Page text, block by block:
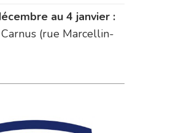
au 4 janvier :
(rue Marcellin-